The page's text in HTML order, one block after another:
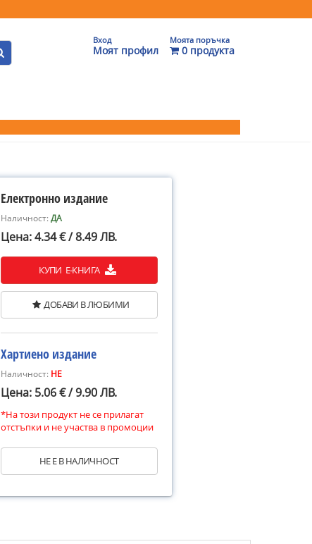
Вход
Моят профил
Моята поръчка
0 продукта
Електронно издание
Наличност:ДА
Цена: 4.34 € / 8.49 ЛВ.
КУПИ Е-КНИГА
ДОБАВИ В ЛЮБИМИ
Хартиено издание
Наличност: НЕ
Цена: 5.06 € / 9.90 ЛВ.
*На този продукт не се прилагат
отстъпки и не участва в промоции
НЕ Е В НАЛИЧНОСТ